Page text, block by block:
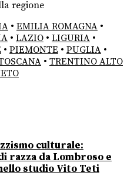
regione
• EMILIA ROMAGNA •
• LAZIO • LIGURIA •
• PIEMONTE • PUGLIA •
• TRENTINO ALTO
culturale:
razza da Lombroso e
studio Vito Teti